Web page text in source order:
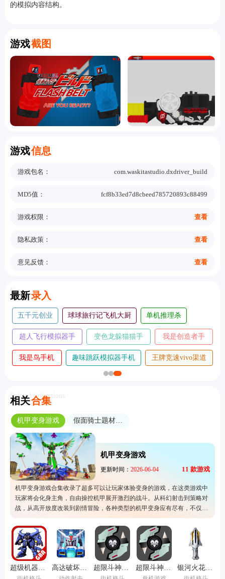
的模拟内容结构。
游戏截图
Screenshot
游戏信息
Information
游戏包名： com.waskitastudio.dxdriver_build
MD5值： fcf8b33ed7d8cbeed785720893c88499
游戏权限： 查看
隐私政策： 查看
意见反馈： 查看
最新录入
New
五千元创业 球球旅行记飞机大厨 单机推理杀
超人飞行模拟器手
机版
变色龙躲猫猫手
机版
我是创造者手
机版
我是鸟手机
趣味跳跃模拟器手机
版
王牌竞速vivo渠道
相关合集
Related Collections
机甲变身游戏
机甲变身游戏
更新时间： 2026-06-04 11 款游戏
机甲变身游戏合集收录了超多可以让玩家体验变身的游戏，在这类游戏中
玩家将会化身主角，自由操控机甲展开激烈的战斗。从科幻射击到策略对
战，从高开放度改装到剧情冒险，各种类型的机甲变身应有尽有，不仅让
你可以看到一个科幻十足的世界还可以体验到非常激烈的战斗。
银河火花变身器模拟器